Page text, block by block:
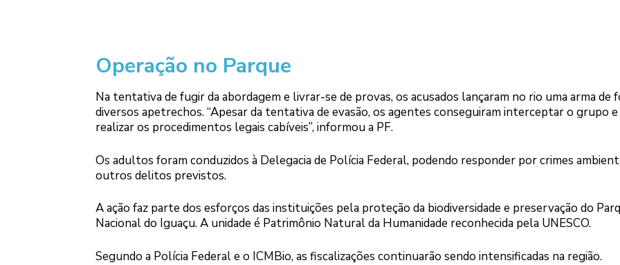
Operação no Parque
Na tentativa de fugir da abordagem e livrar-se de provas, os acusados lançaram no rio uma arma de
diversos apetrechos. “Apesar da tentativa de evasão, os agentes conseguiram interceptar o grupo e
realizar os procedimentos legais cabíveis”, informou a PF.
Os adultos foram conduzidos à Delegacia de Polícia Federal, podendo responder por crimes
outros delitos previstos.
A ação faz parte dos esforços das instituições pela proteção da biodiversidade e preservação do
Nacional do Iguaçu. A unidade é Patrimônio Natural da Humanidade reconhecida pela UNESCO.
Segundo a Polícia Federal e o ICMBio, as fiscalizações continuarão sendo intensificadas na região.